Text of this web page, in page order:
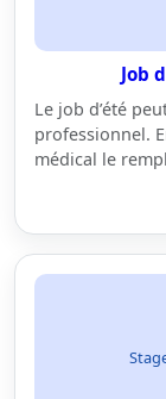
Job
Le job d’été
professionnel.
médical le